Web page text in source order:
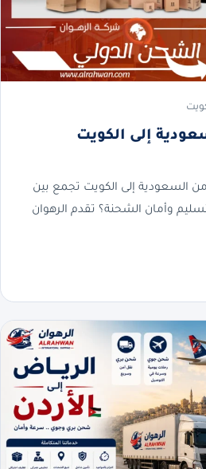
إلى الكويت
إلى الكويت تجمع بين
وأمان الشحنة؟ تقدم الرهوان